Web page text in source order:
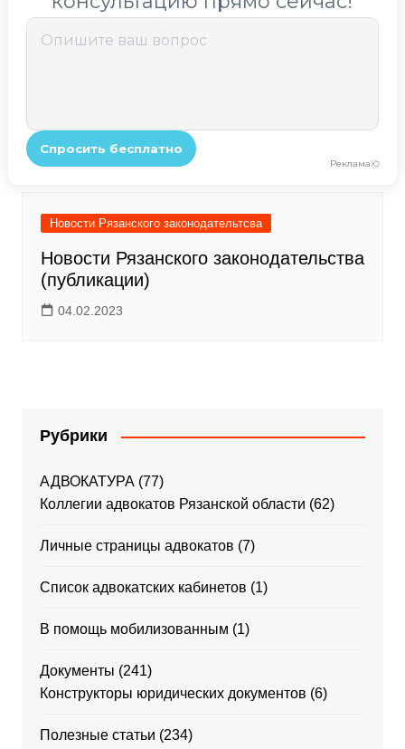
Новости Рязанского законодательтсва
Новости Рязанского законодательства
(публикации)
04.02.2023
Рубрики
АДВОКАТУРА(77)
Коллегии адвокатов Рязанской области (62)
Личные страницы адвокатов (7)
Список адвокатских кабинетов (1)
В помощь мобилизованным (1)
Документы (241)
Конструкторы юридических документов (6)
Полезные статьи (234)